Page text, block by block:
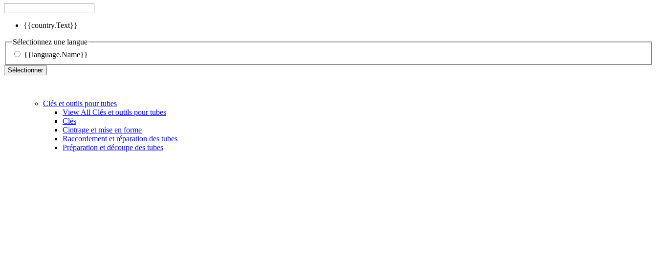
{{country.Text}}
Sélectionnez une langue
{{language.Name}}
Sélectionner
Clés et outils pour tubes
View All Clés et outils pour tubes
Clés
Cintrage et mise en forme
Raccordement et réparation des tubes
Préparation et découpe des tubes